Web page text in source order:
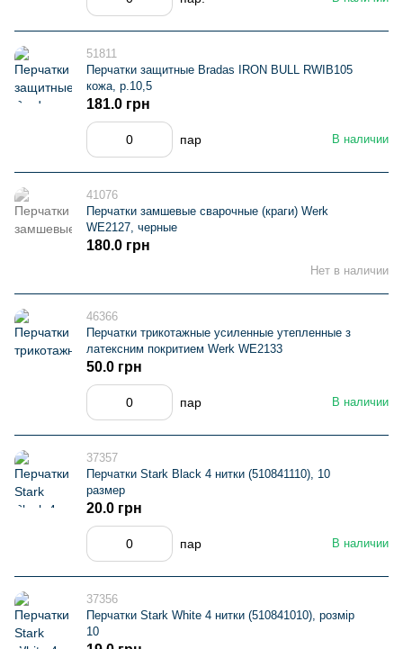
51811
Перчатки защитные Bradas IRON BULL RWIB105
кожа, р.10,5
В наличии
181.0 грн
пар
41076
Перчатки замшевые сварочные (краги) Werk
WE2127, черные
Нет в наличии
180.0 грн
46366
Перчатки трикотажные усиленные утепленные з
латексним покритием Werk WE2133
В наличии
50.0 грн
пар
37357
Перчатки Stark Black 4 нитки (510841110), 10
размер
В наличии
20.0 грн
пар
37356
Перчатки Stark White 4 нитки (510841010), розмір
10